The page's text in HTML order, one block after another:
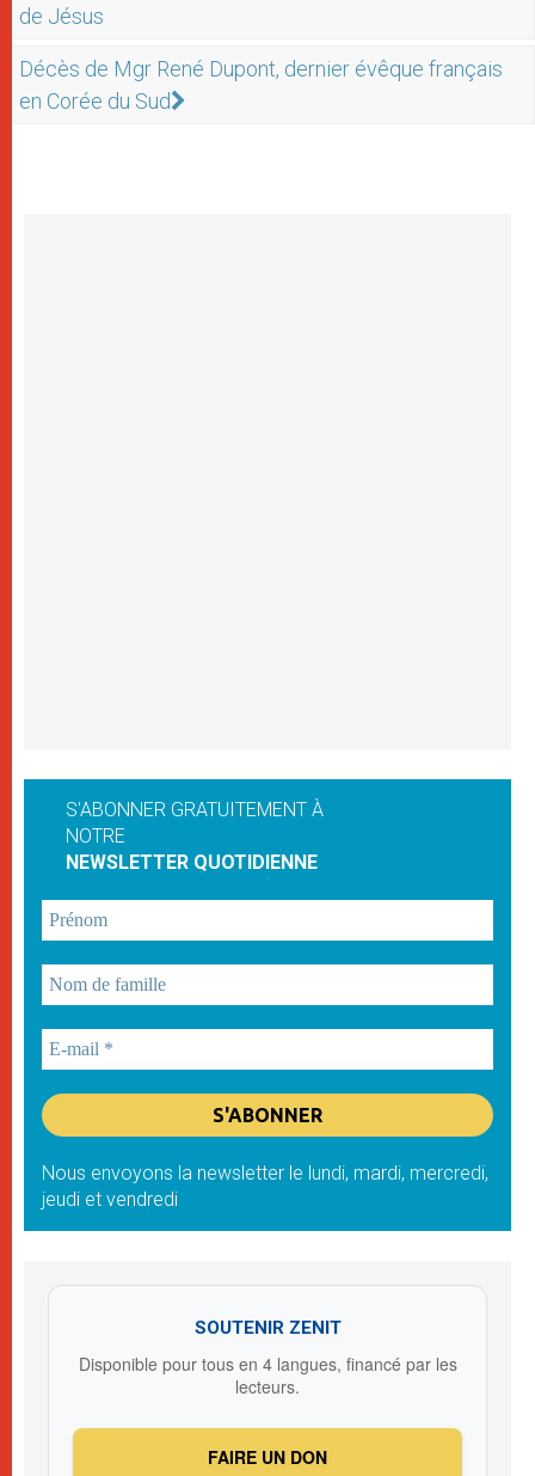
de Jésus
Décès de Mgr René Dupont, dernier évêque français
en Corée du Sud
S'ABONNER GRATUITEMENT À
NOTRE
NEWSLETTER QUOTIDIENNE
Nous envoyons la newsletter le lundi, mardi, mercredi,
jeudi et vendredi
SOUTENIR ZENIT
Disponible pour tous en 4 langues, financé par les
lecteurs.
FAIRE UN DON